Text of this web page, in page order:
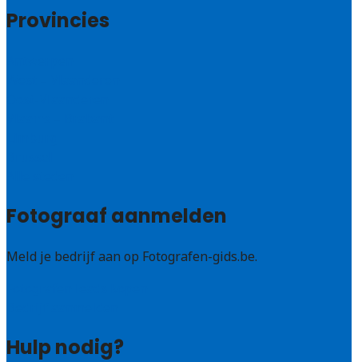
Provincies
Fotograaf aanmelden
Meld je bedrijf aan op Fotografen-gids.be.
Hulp nodig?